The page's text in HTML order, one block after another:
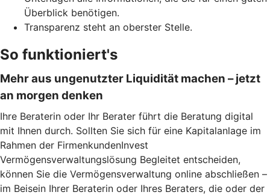
Überblick benötigen.
Transparenz steht an oberster Stelle.
So funktioniert's
Mehr aus ungenutzter Liquidität machen – jetzt
an morgen denken
Ihre Beraterin oder Ihr Berater führt die Beratung digital
mit Ihnen durch. Sollten Sie sich für eine Kapitalanlage im
Rahmen der FirmenkundenInvest
Vermögensverwaltungslösung Begleitet entscheiden,
können Sie die Vermögensverwaltung online abschließen –
im Beisein Ihrer Beraterin oder Ihres Beraters, die oder der